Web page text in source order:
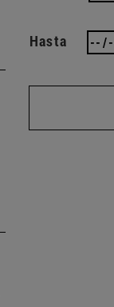
Hasta